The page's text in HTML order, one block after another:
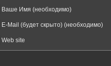
Ваше Имя (необходимо)
E-Mail (будет скрыто) (необходимо)
Web site